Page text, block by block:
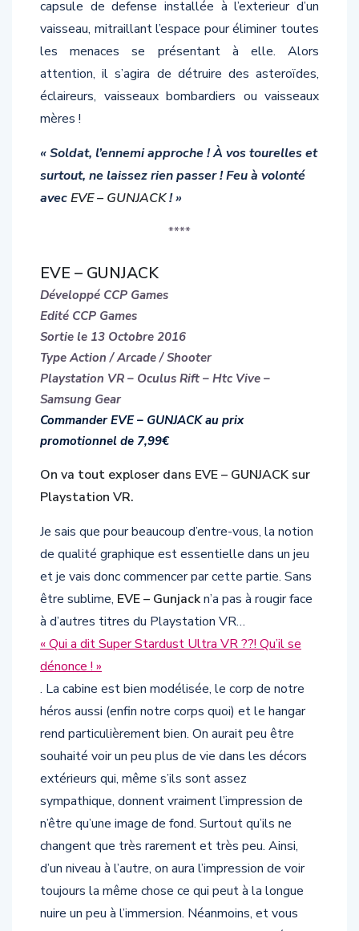
vaisseau, mitraillant l’espace pour éliminer toutes
les menaces se présentant à elle. Alors
attention, il s’agira de détruire des asteroïdes,
éclaireurs, vaisseaux bombardiers ou vaisseaux
mères !
surtout, ne laissez rien passer ! Feu à volonté
avecEVE – GUNJACK! »
Développé CCP Games
Edité CCP Games
Sortie le 13 Octobre 2016
Type Action / Arcade / Shooter
Playstation VR – Oculus Rift – Htc Vive –
Samsung Gear
Commander EVE – GUNJACK au prix
promotionnel de 7,99€
Playstation VR.
de qualité graphique est essentielle dans un jeu
et je vais donc commencer par cette partie. Sans
être sublime,EVE – Gunjackn’a pas à rougir face
à d’autres titres du Playstation VR…
« Qui a dit Super Stardust Ultra VR ??! Qu’il se
dénonce ! »
. La cabine est bien modélisée, le corp de notre
héros aussi (enfin notre corps quoi) et le hangar
rend particulièrement bien. On aurait peu être
souhaité voir un peu plus de vie dans les décors
extérieurs qui, même s’ils sont assez
sympathique, donnent vraiment l’impression de
n’être qu’une image de fond. Surtout qu’ils ne
changent que très rarement et très peu. Ainsi,
d’un niveau à l’autre, on aura l’impression de voir
toujours la même chose ce qui peut à la longue
nuire un peu à l’immersion. Néanmoins, et vous
pourrez vous en rendre compte dans la vidéo, on